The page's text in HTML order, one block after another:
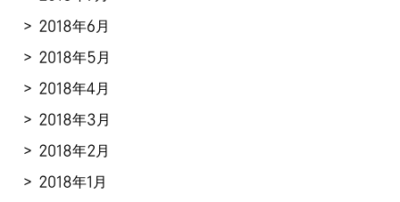
2018年6月
2018年5月
2018年4月
2018年3月
2018年2月
2018年1月